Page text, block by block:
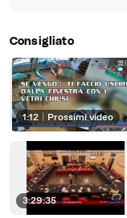
Consigliato
1:12 Prossimi video
3:29:35